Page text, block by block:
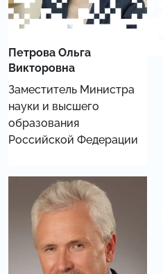
Петрова Ольга
Викторовна
Заместитель Министра
науки и высшего
образования
Российской Федерации